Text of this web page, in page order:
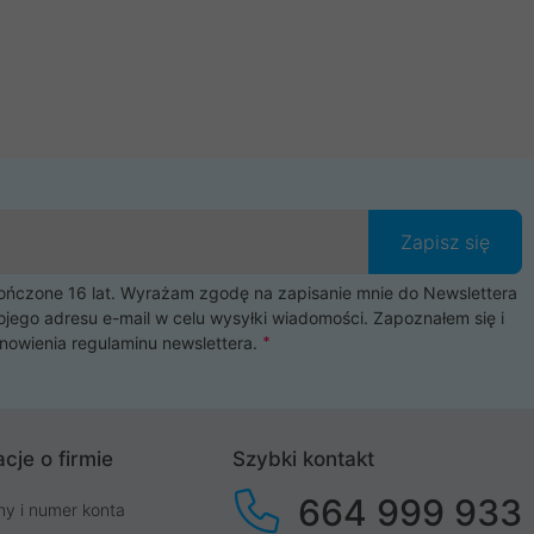
Zapisz się
16 lat. Wyrażam zgodę na zapisanie mnie do Newslettera
adresu e-mail w celu wysyłki wiadomości. Zapoznałem się i
regulaminu newslettera.
o firmie
i numer konta
Szybki kontakt
664 999 933